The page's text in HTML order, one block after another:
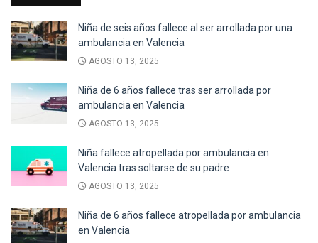
Niña de seis años fallece al ser arrollada por una
ambulancia en Valencia
AGOSTO 13, 2025
Niña de 6 años fallece tras ser arrollada por
ambulancia en Valencia
AGOSTO 13, 2025
Niña fallece atropellada por ambulancia en
Valencia tras soltarse de su padre
AGOSTO 13, 2025
Niña de 6 años fallece atropellada por ambulancia
en Valencia